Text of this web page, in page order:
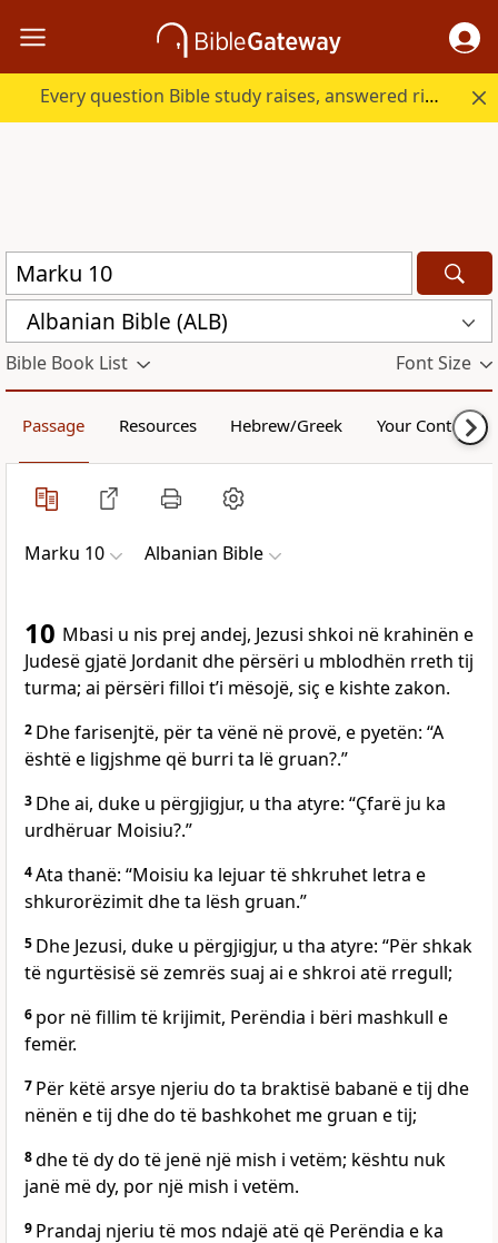
Every question Bible study raises, answered right here.
Albanian Bible (ALB)
Bible Book List Font Size
Passage Resources Hebrew/Greek Your Content
Marku 10 Albanian Bible
10 Mbasi u nis prej andej, Jezusi shkoi në krahinën e
Judesë gjatë Jordanit dhe përsëri u mblodhën rreth tij
turma; ai përsëri filloi t’i mësojë, siç e kishte zakon.
2 Dhe farisenjtë, për ta vënë në provë, e pyetën: “A
është e ligjshme që burri ta lë gruan?.”
3 Dhe ai, duke u përgjigjur, u tha atyre: “Çfarë ju ka
urdhëruar Moisiu?.”
4Ata thanë: “Moisiu ka lejuar të shkruhet letra e
shkurorëzimit dhe ta lësh gruan.”
5 Dhe Jezusi, duke u përgjigjur, u tha atyre: “Për shkak
të ngurtësisë së zemrës suaj ai e shkroi atë rregull;
6 por në fillim të krijimit, Perëndia i bëri mashkull e
femër.
7 Për këtë arsye njeriu do ta braktisë babanë e tij dhe
nënën e tij dhe do të bashkohet me gruan e tij;
8dhe të dy do të jenë një mish i vetëm; kështu nuk
janë më dy, por një mish i vetëm.
9 Prandaj njeriu të mos ndajë atë që Perëndia e ka